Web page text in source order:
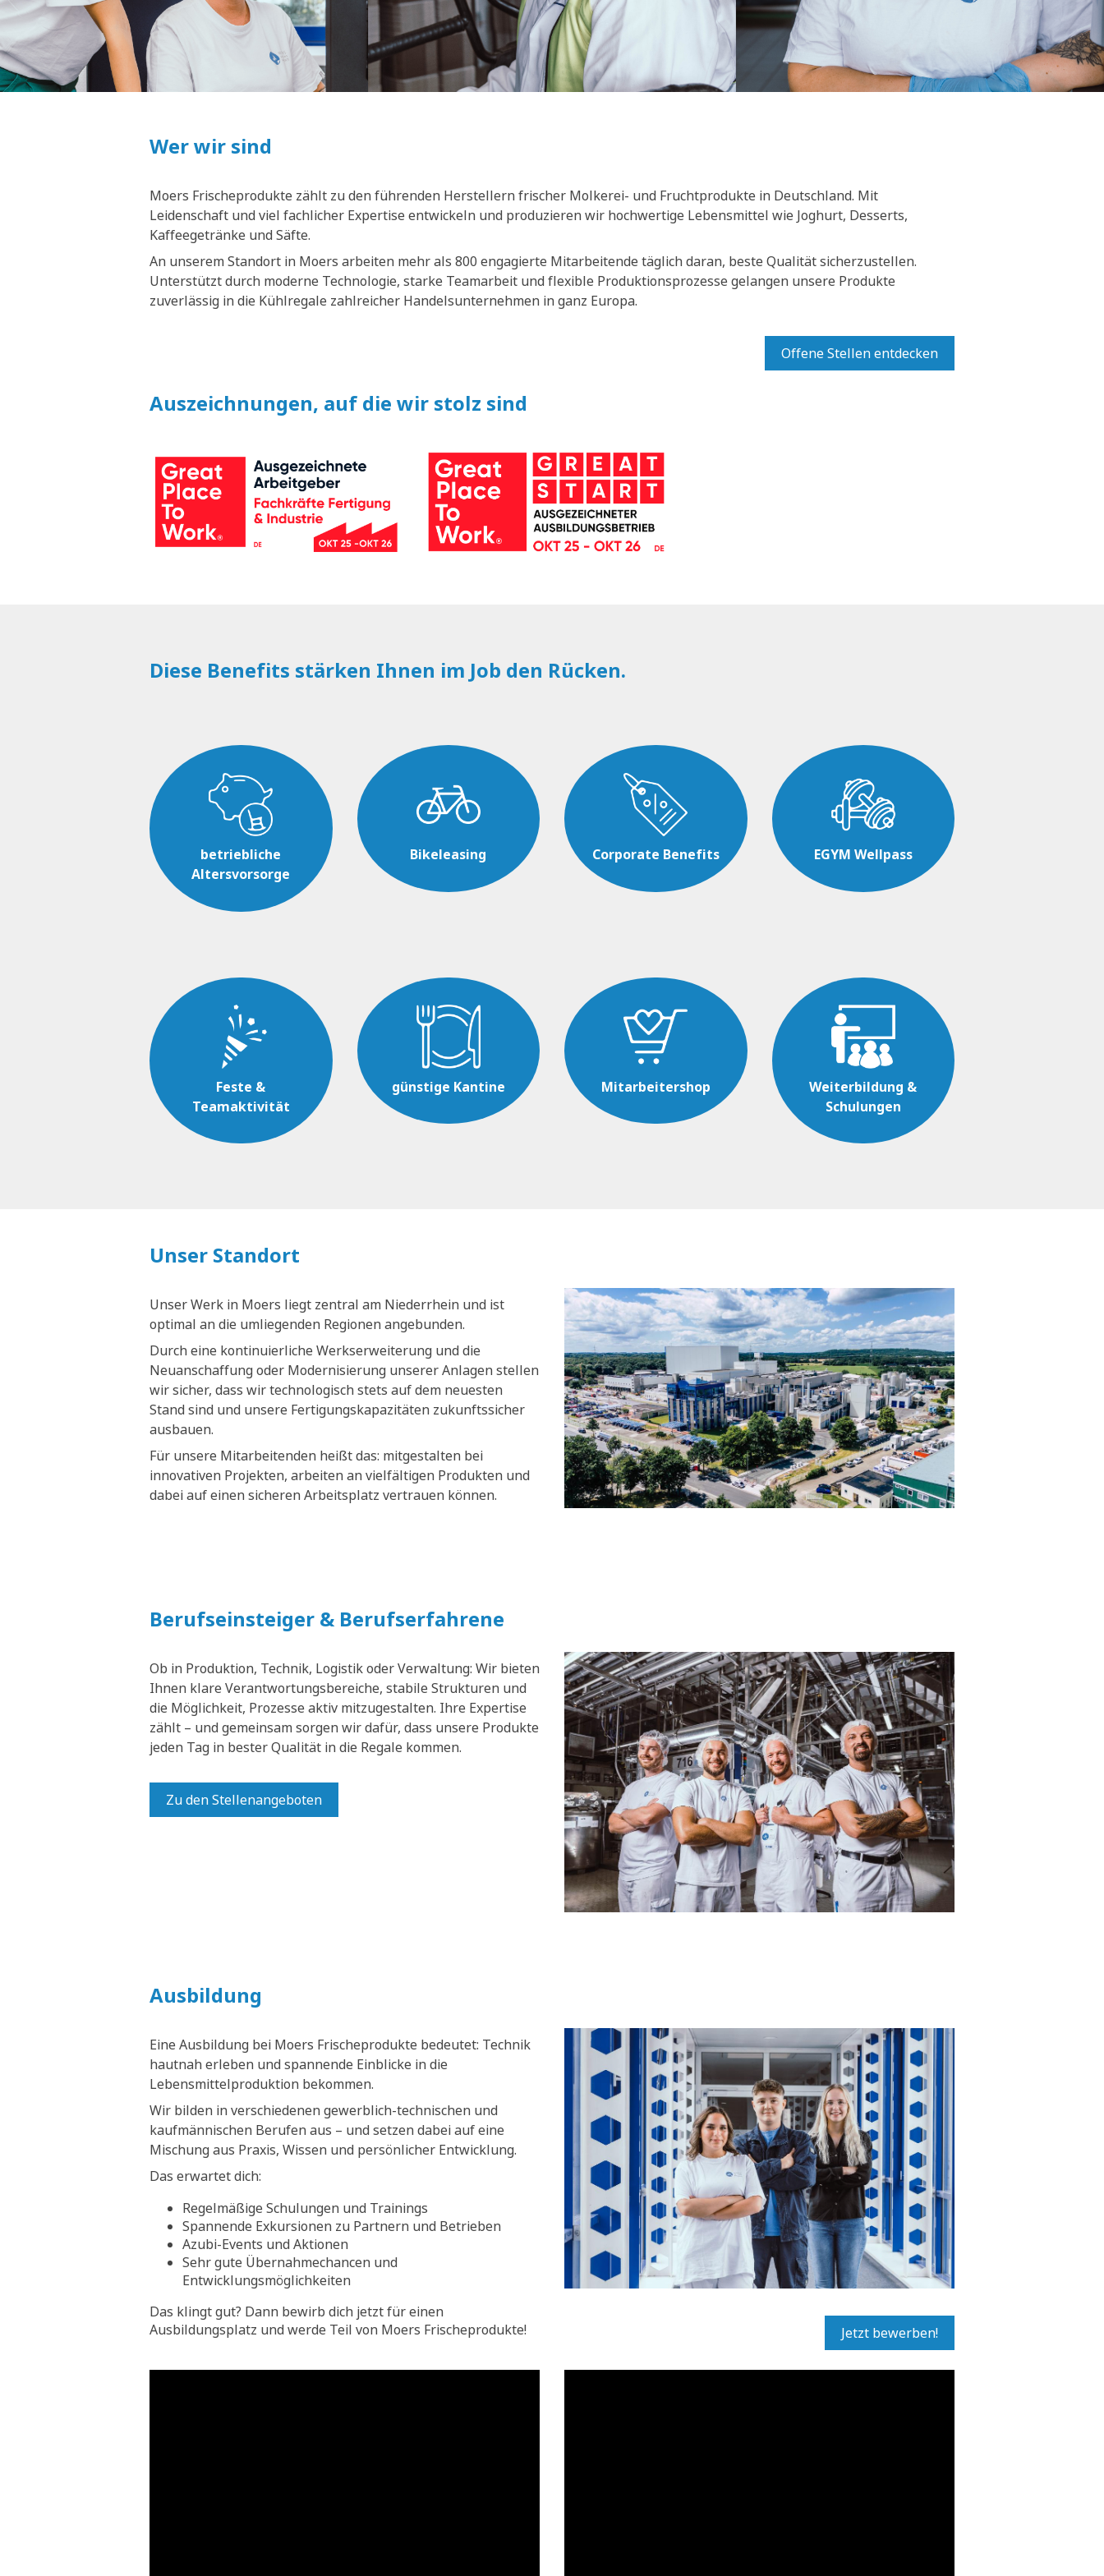
Wer wir sind
Moers Frischeprodukte zählt zu den führenden Herstellern frischer Molkerei- und Fruchtprodukte in Deutschland. Mit
Leidenschaft und viel fachlicher Expertise entwickeln und produzieren wir hochwertige Lebensmittel wie Joghurt, Desserts,
Kaffeegetränke und Säfte.
An unserem Standort in Moers arbeiten mehr als 800 engagierte Mitarbeitende täglich daran, beste Qualität sicherzustellen.
Unterstützt durch moderne Technologie, starke Teamarbeit und flexible Produktionsprozesse gelangen unsere Produkte
zuverlässig in die Kühlregale zahlreicher Handelsunternehmen in ganz Europa.
Offene Stellen entdecken
Auszeichnungen, auf die wir stolz sind
Diese Benefits stärken Ihnen im Job den Rücken.
betriebliche
Altersvorsorge
Bikeleasing Corporate Benefits EGYM Wellpass
Feste &
Teamaktivität
günstige Kantine Mitarbeitershop
Weiterbildung &
Schulungen
Unser Standort
Unser Werk in Moers liegt zentral am Niederrhein und ist
optimal an die umliegenden Regionen angebunden.
Durch eine kontinuierliche Werkserweiterung und die
Neuanschaffung oder Modernisierung unserer Anlagen stellen
wir sicher, dass wir technologisch stets auf dem neuesten
Stand sind und unsere Fertigungskapazitäten zukunftssicher
ausbauen.
Für unsere Mitarbeitenden heißt das: mitgestalten bei
innovativen Projekten, arbeiten an vielfältigen Produkten und
dabei auf einen sicheren Arbeitsplatz vertrauen können.
Berufseinsteiger & Berufserfahrene
Ob in Produktion, Technik, Logistik oder Verwaltung: Wir bieten
Ihnen klare Verantwortungsbereiche, stabile Strukturen und
die Möglichkeit, Prozesse aktiv mitzugestalten. Ihre Expertise
zählt – und gemeinsam sorgen wir dafür, dass unsere Produkte
jeden Tag in bester Qualität in die Regale kommen.
Zu den Stellenangeboten
Ausbildung
Eine Ausbildung bei Moers Frischeprodukte bedeutet: Technik
hautnah erleben und spannende Einblicke in die
Lebensmittelproduktion bekommen.
Wir bilden in verschiedenen gewerblich-technischen und
kaufmännischen Berufen aus – und setzen dabei auf eine
Mischung aus Praxis, Wissen und persönlicher Entwicklung.
Das erwartet dich:
Regelmäßige Schulungen und Trainings
Spannende Exkursionen zu Partnern und Betrieben
Azubi-Events und Aktionen
Sehr gute Übernahmechancen und
Entwicklungsmöglichkeiten
Das klingt gut? Dann bewirb dich jetzt für einen
Ausbildungsplatz und werde Teil von Moers Frischeprodukte!
Jetzt bewerben!